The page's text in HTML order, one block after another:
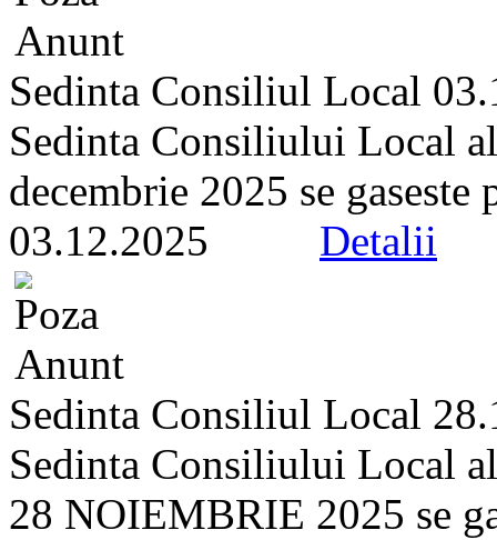
Sedinta Consiliul Local
Sedinta Consiliului Local
decembrie 2025 se
03.12.2025 Detalii
Sedinta Consiliul Local
Sedinta Consiliului Local
28 NOIEMBRIE 2025 se